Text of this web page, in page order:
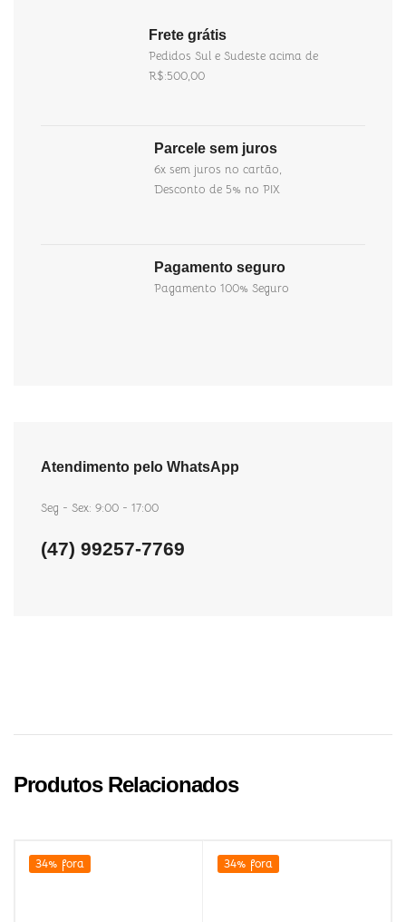
Frete grátis
Pedidos Sul e Sudeste acima de
R$:500,00
Parcele sem juros
6x sem juros no cartão,
Desconto de 5% no PIX
Pagamento seguro
Pagamento 100% Seguro
Atendimento pelo WhatsApp
Seg - Sex: 9:00 - 17:00
(47) 99257-7769
Produtos Relacionados
34% fora 34% fora